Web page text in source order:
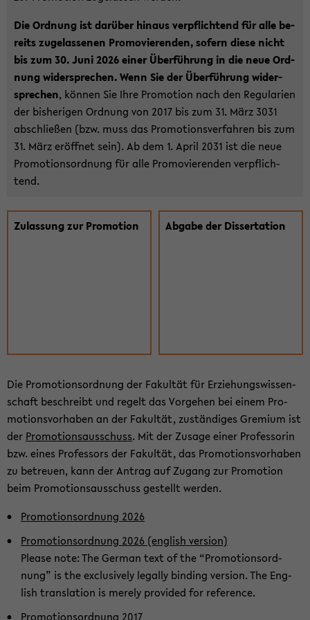
Die Ord­nung ist dar­über hin­aus ver­pflich­tend für alle be­
reits zu­ge­las­se­nen Pro­mo­vie­ren­den, so­fern diese nicht
bis zum 30. Juni 2026 einer Über­füh­rung in die neue Ord­
nung wi­der­spre­chen. Wenn Sie der Über­füh­rung wi­der­
spre­chen, kön­nen Sie Ihre Pro­mo­ti­on nach den Re­gu­la­ri­en
der bis­he­ri­gen Ord­nung von 2017 bis zum 31. März 3031
ab­schlie­ßen (bzw. muss das Pro­mo­ti­ons­ver­fah­ren bis zum
31. März er­öff­net sein). Ab dem 1. April 2031 ist die neue
Pro­mo­ti­ons­ord­nung für alle Pro­mo­vie­ren­den ver­pflich­
tend.
Zu­las­sung zur Pro­mo­ti­on Ab­ga­be der Dis­ser­ta­ti­on
Die Pro­mo­ti­ons­ord­nung der Fa­kul­tät für Er­zie­hungs­wis­sen­
schaft be­schreibt und re­gelt das Vor­ge­hen bei einem Pro­
mo­ti­ons­vor­ha­ben an der Fa­kul­tät, zu­stän­di­ges Gre­mi­um ist
der Pro­mo­ti­ons­aus­schuss. Mit der Zu­sa­ge einer Pro­fes­so­rin
bzw. eines Pro­fes­sors der Fa­kul­tät, das Pro­mo­ti­ons­vor­ha­ben
zu be­treu­en, kann der An­trag auf Zu­gang zur Pro­mo­ti­on
beim Pro­mo­ti­ons­aus­schuss ge­stellt wer­den.
Pro­mo­ti­ons­ord­nung 2026
Pro­mo­ti­ons­ord­nung 2026 (eng­lish ver­si­on)
Plea­se note: The Ger­man text of the “Pro­mo­ti­ons­ord­
nung” is the ex­clu­si­ve­ly le­gal­ly bin­ding ver­si­on. The Eng­
lish trans­la­ti­on is me­re­ly pro­vi­ded for re­fe­rence.
Pro­mo­ti­ons­ord­nung 2017